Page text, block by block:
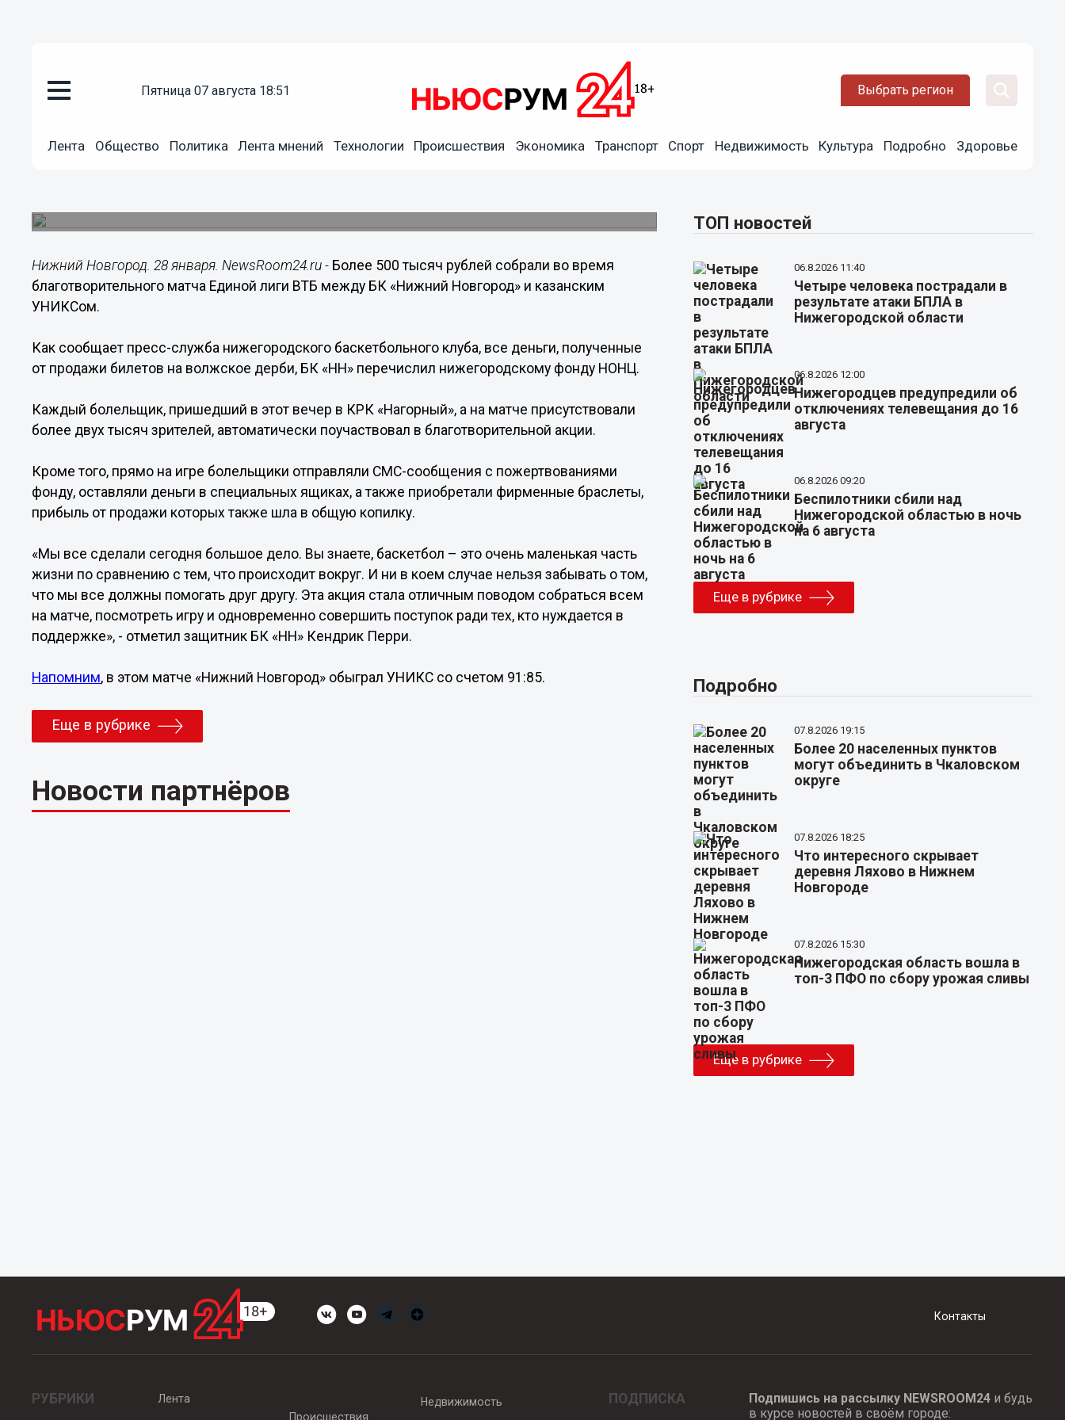
пятница 07 августа 18:51 Выбрать регион
Лента Общество Политика Лента мнений Технологии Происшествия Экономика Транспорт Спорт Недвижимость Культура Подробно Здоровье
благотворительного матча с участием БК «Нижний
Нижний Новгород. 28 января. NewsRoom24.ru - Более 500 тысяч рублей собрали во время
благотворительного матча Единой лиги ВТБ между БК «Нижний Новгород» и казанским
УНИКСом.
Как сообщает пресс-служба нижегородского баскетбольного клуба, все деньги, полученные
от продажи билетов на волжское дерби, БК «НН» перечислил нижегородскому фонду НОНЦ.
Каждый болельщик, пришедший в этот вечер в КРК «Нагорный», а на матче присутствовали
более двух тысяч зрителей, автоматически поучаствовал в благотворительной акции.
Кроме того, прямо на игре болельщики отправляли СМС-сообщения с пожертвованиями
фонду, оставляли деньги в специальных ящиках, а также приобретали фирменные браслеты,
прибыль от продажи которых также шла в общую копилку.
«Мы все сделали сегодня большое дело. Вы знаете, баскетбол – это очень маленькая часть
жизни по сравнению с тем, что происходит вокруг. И ни в коем случае нельзя забывать о том,
что мы все должны помогать друг другу. Эта акция стала отличным поводом собраться всем
на матче, посмотреть игру и одновременно совершить поступок ради тех, кто нуждается в
поддержке», - отметил защитник БК «НН» Кендрик Перри.
Напомним, в этом матче «Нижний Новгород» обыграл УНИКС со счетом 91:85.
Еще в рубрике
Новости партнёров
ТОП новостей
06.8.2026 11:40
Четыре человека пострадали в
результате атаки БПЛА в
Нижегородской области
06.8.2026 12:00
Нижегородцев предупредили об
отключениях телевещания до 16
августа
06.8.2026 09:20
Беспилотники сбили над
Нижегородской областью в ночь
на 6 августа
Еще в рубрике
Подробно
07.8.2026 19:15
Более 20 населенных пунктов
могут объединить в Чкаловском
округе
07.8.2026 18:25
Что интересного скрывает
деревня Ляхово в Нижнем
Новгороде
07.8.2026 15:30
Нижегородская область вошла в
топ-3 ПФО по сбору урожая сливы
Еще в рубрике
Контакты
РУБРИКИ
Лента
Происшествия
Недвижимость ПОДПИСКА Подпишись на рассылку NEWSROOM24и будь
в курсе новостей в своём городе: